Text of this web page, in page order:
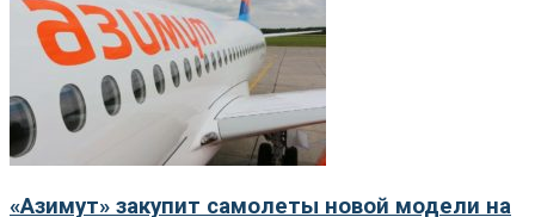
«Азимут» закупит самолеты новой модели на